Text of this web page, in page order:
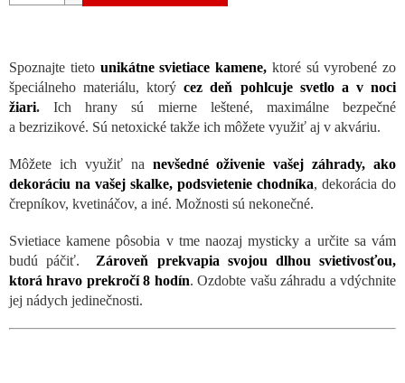
Spoznajte tieto unikátne svietiace kamene, ktoré sú vyrobené zo
špeciálneho materiálu, ktorýcez deň pohlcuje svetlo a v noci
žiari.Ich hrany sú mierne leštené, maximálne bezpečné
a bezrizikové. Sú netoxické takže ich môžete využiť aj v akváriu.
Môžete ich využiť na nevšedné oživenie vašej záhrady, ako
dekoráciu na vašej skalke, podsvietenie chodníka, dekorácia do
črepníkov, kvetináčov, a iné. Možnosti sú nekonečné.
Svietiace kamene pôsobia v tme naozaj mysticky a určite sa vám
budú páčiť. Zároveň prekvapia svojou dlhou svietivosťou,
ktorá hravo prekročí 8 hodín. Ozdobte vašu záhradu a vdýchnite
jej nádych jedinečnosti.